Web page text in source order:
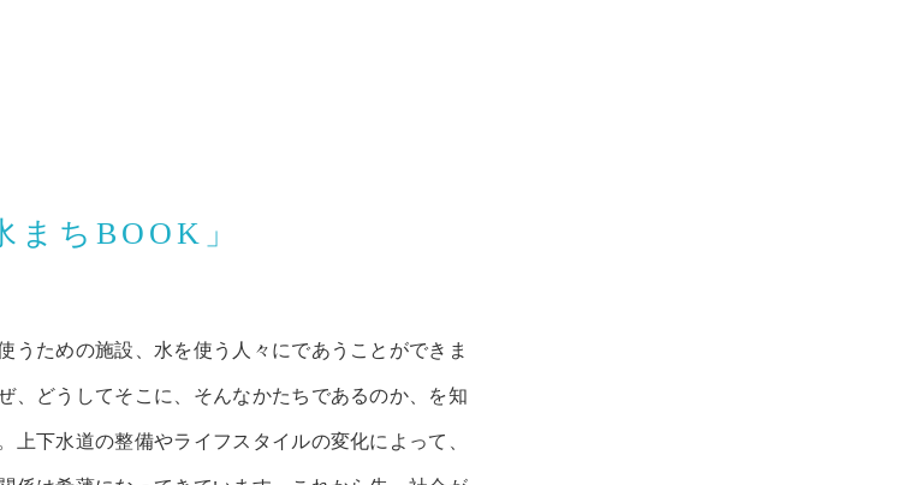
まちBOOK」
うための施設、水を使う人々にであうことができま
、どうしてそこに、そんなかたちであるのか、を知
上下水道の整備やライフスタイルの変化によって、